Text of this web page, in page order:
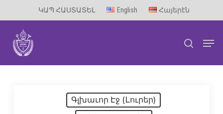
main
content
ԿԱՊ ՀԱՍՏԱՏԵԼ English Հայերէն
search
Գլխաւոր Էջ (Lուրեր)